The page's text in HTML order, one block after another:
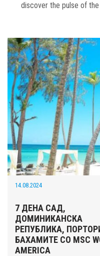
discover the pulse of
14.08.2024
7 ДЕНА САД,
ДОМИНИКАНСКА
РЕПУБЛИКА,
БАХАМИТЕ СО MSC
AMERICA